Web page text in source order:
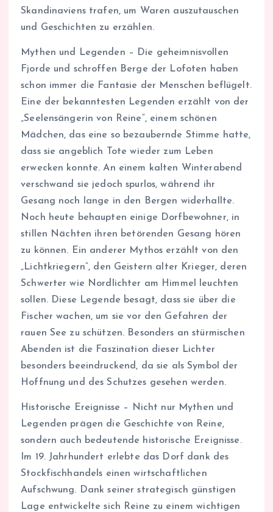
Skandinaviens trafen, um Waren auszutauschen
und Geschichten zu erzählen.
Mythen und Legenden – Die geheimnisvollen
Fjorde und schroffen Berge der Lofoten haben
schon immer die Fantasie der Menschen beflügelt.
Eine der bekanntesten Legenden erzählt von der
„Seelensängerin von Reine“, einem schönen
Mädchen, das eine so bezaubernde Stimme hatte,
dass sie angeblich Tote wieder zum Leben
erwecken konnte. An einem kalten Winterabend
verschwand sie jedoch spurlos, während ihr
Gesang noch lange in den Bergen widerhallte.
Noch heute behaupten einige Dorfbewohner, in
stillen Nächten ihren betörenden Gesang hören
zu können. Ein anderer Mythos erzählt von den
„Lichtkriegern”, den Geistern alter Krieger, deren
Schwerter wie Nordlichter am Himmel leuchten
sollen. Diese Legende besagt, dass sie über die
Fischer wachen, um sie vor den Gefahren der
rauen See zu schützen. Besonders an stürmischen
Abenden ist die Faszination dieser Lichter
besonders beeindruckend, da sie als Symbol der
Hoffnung und des Schutzes gesehen werden.
Historische Ereignisse – Nicht nur Mythen und
Legenden prägen die Geschichte von Reine,
sondern auch bedeutende historische Ereignisse.
Im 19. Jahrhundert erlebte das Dorf dank des
Stockfischhandels einen wirtschaftlichen
Aufschwung. Dank seiner strategisch günstigen
Lage entwickelte sich Reine zu einem wichtigen